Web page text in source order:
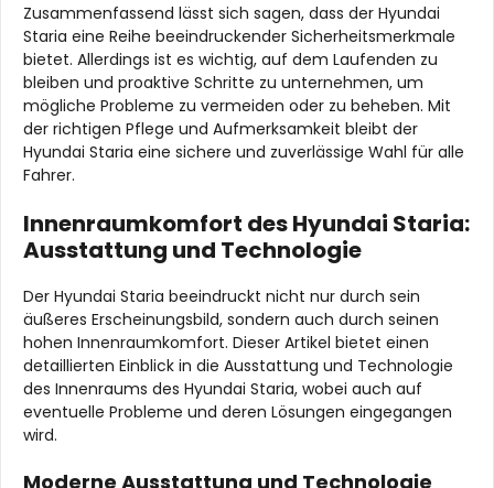
Zusammenfassend lässt sich sagen, dass der Hyundai
Staria eine Reihe beeindruckender Sicherheitsmerkmale
bietet. Allerdings ist es wichtig, auf dem Laufenden zu
bleiben und proaktive Schritte zu unternehmen, um
mögliche Probleme zu vermeiden oder zu beheben. Mit
der richtigen Pflege und Aufmerksamkeit bleibt der
Hyundai Staria eine sichere und zuverlässige Wahl für alle
Fahrer.
Innenraumkomfort des Hyundai Staria:
Ausstattung und Technologie
Der Hyundai Staria beeindruckt nicht nur durch sein
äußeres Erscheinungsbild, sondern auch durch seinen
hohen Innenraumkomfort. Dieser Artikel bietet einen
detaillierten Einblick in die Ausstattung und Technologie
des Innenraums des Hyundai Staria, wobei auch auf
eventuelle Probleme und deren Lösungen eingegangen
wird.
Moderne Ausstattung und Technologie